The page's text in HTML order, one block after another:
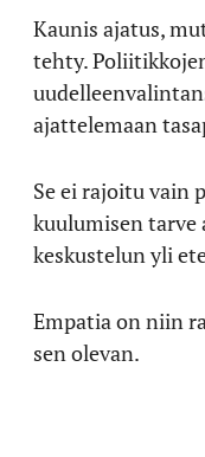
Kaunis ajatus,
tehty.
ajattelemaan
Se ei rajoitu vain
kuulumisen tarve
keskustelun yli
Empatia on niin
sen olevan.